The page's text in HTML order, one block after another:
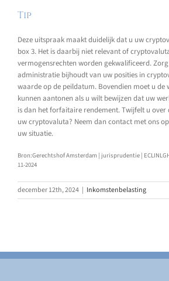
Tip
Deze uitspraak maakt duidelijk dat u uw
box 3. Het is daarbij niet relevant of
vermogensrechten worden gekwalificeerd.
administratie bijhoudt van uw posities in
waarde op de peildatum. Bovendien moet u de
kunnen aantonen als u wilt bewijzen dat uw
is dan het forfaitaire rendement. Twijfelt u over
uw cryptovaluta? Neem dan contact met ons
uw situatie.
Bron:Gerechtshof Amsterdam | jurisprudentie |
11-2024
december 12th, 2024 | Inkomstenbelasting